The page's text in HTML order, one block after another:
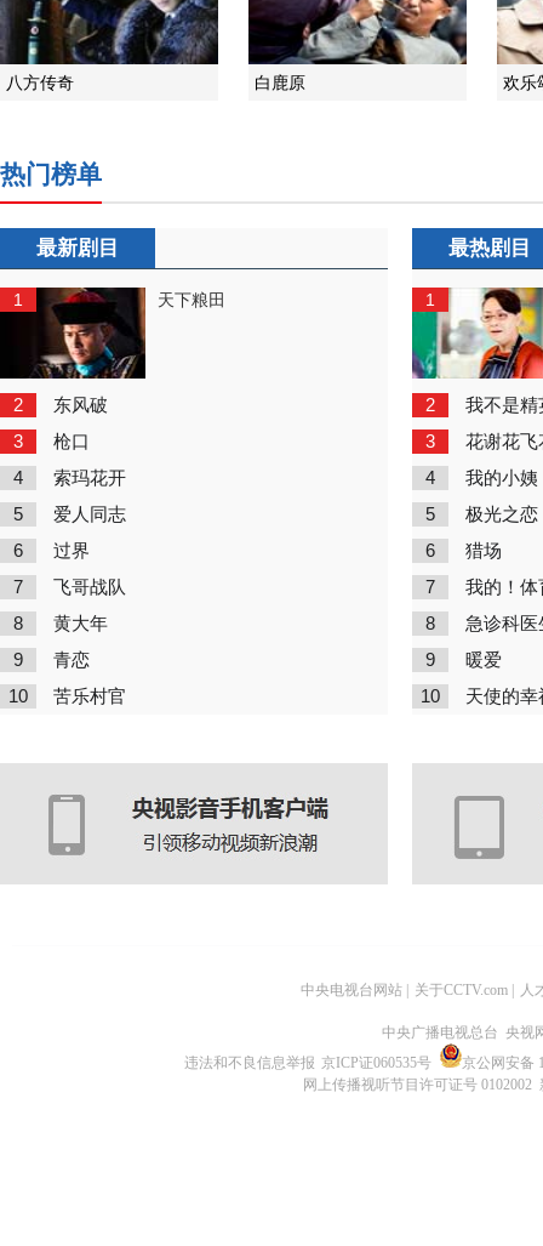
八方传奇 白鹿原 欢乐
热门榜单
最新剧目
1 天下粮田
2 东风破
3 枪口
4 索玛花开
5 爱人同志
6 过界
7 飞哥战队
8 黄大年
9 青恋
10 苦乐村官
最热剧目
1
2 我不是精
3 花谢花飞
4 我的小姨
5 极光之恋
6 猎场
7 我的！体
8 急诊科医
9 暖爱
10 天使的幸
中央电视台网站 关于CCTV.com 人
中央广播电视总台 央视
违法和不良信息举报 京ICP证060535号
京公网安备
网上传播视听节目许可证号 0102002